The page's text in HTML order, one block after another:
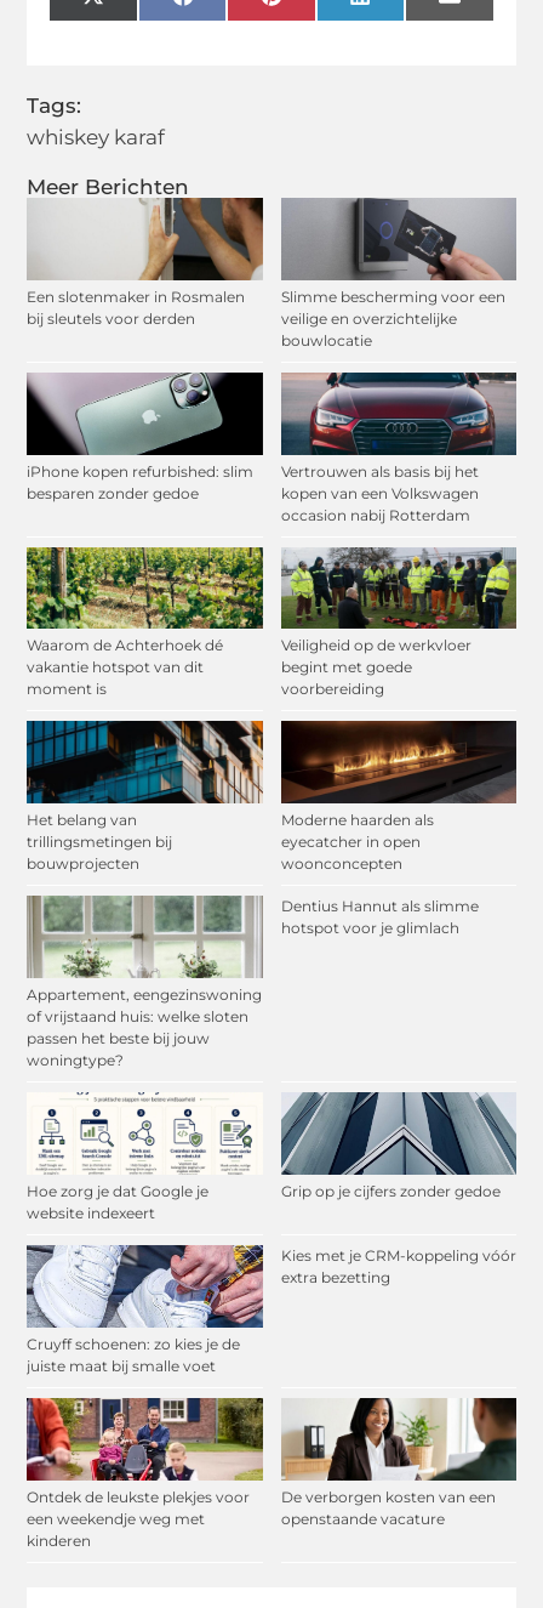
Meer Berichten
Een slotenmaker in Rosmalen
bij sleutels voor derden
Slimme bescherming voor een
veilige en overzichtelijke
bouwlocatie
iPhone kopen refurbished: slim
besparen zonder gedoe
Vertrouwen als basis bij het
kopen van een Volkswagen
occasion nabij Rotterdam
Waarom de Achterhoek dé
vakantie hotspot van dit
moment is
Veiligheid op de werkvloer
begint met goede
voorbereiding
Het belang van
trillingsmetingen bij
bouwprojecten
Moderne haarden als
eyecatcher in open
woonconcepten
Appartement, eengezinswoning
of vrijstaand huis: welke sloten
passen het beste bij jouw
woningtype?
Dentius Hannut als slimme
hotspot voor je glimlach
Hoe zorg je dat Google je
website indexeert
Grip op je cijfers zonder gedoe
Cruyff schoenen: zo kies je de
juiste maat bij smalle voet
Kies met je CRM-koppeling vóór
extra bezetting
Ontdek de leukste plekjes voor
een weekendje weg met
kinderen
De verborgen kosten van een
openstaande vacature
(Twitter)
Tags:
whiskey karaf